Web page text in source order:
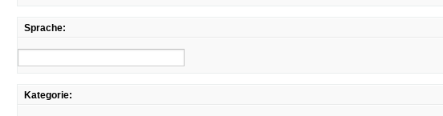
Sprache:
Kategorie: